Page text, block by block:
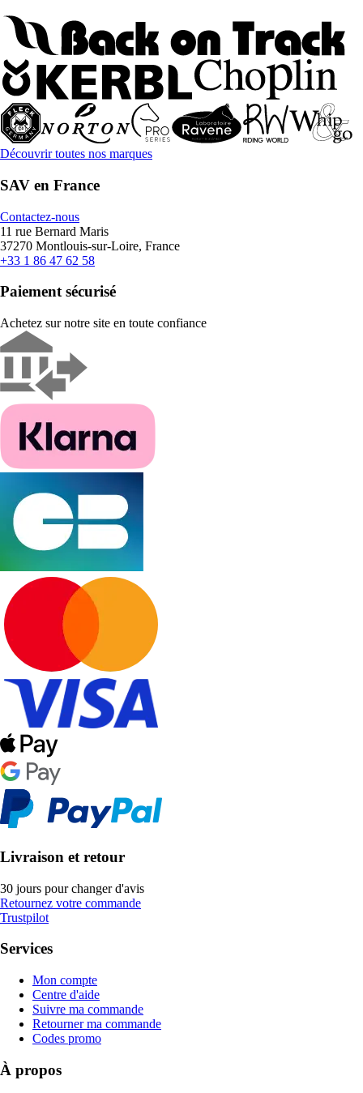
Découvrir toutes nos marques
SAV en France
Contactez-nous
11 rue Bernard Maris
37270 Montlouis-sur-Loire, France
+33 1 86 47 62 58
Paiement sécurisé
Achetez sur notre site en toute confiance
Livraison et retour
30 jours pour changer d'avis
Retournez votre commande
Trustpilot
Services
Mon compte
Centre d'aide
Suivre ma commande
Retourner ma commande
Codes promo
À propos